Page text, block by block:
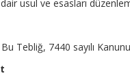
usul ve esasları
Tebliğ, 7440 sayılı